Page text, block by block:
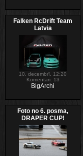
Falken RcDrift Team
Latvia
10. decembrī, 12:20
Komentāri: 13
BigArchi
Foto no 6. posma,
DRAPER CUP!